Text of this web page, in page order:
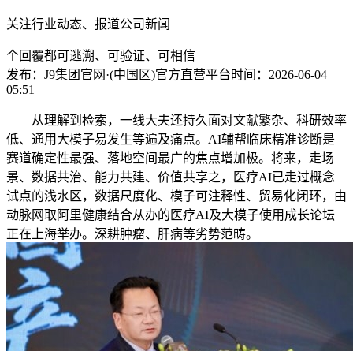
关注行业动态、报道公司新闻
个回覆都可逃溯、可验证、可相信
发布：J9集团官网·(中国区)官方直营平台时间：2026-06-04
05:51
从理解到检索，一线大夫还持久面对文献繁杂、科研效率
低、通用大模子易发生等遍及痛点。AI辅帮临床精准诊断是
赛道确定性最强、落地空间最广的焦点增加极。将来，走场
景、数据共治、能力共建、价值共享之，医疗AI已走过概念
试点的浅水区，数据尺度化、模子可注释性、贸易化闭环，由
动脉网取阿里健康结合从办的医疗AI及大模子使用成长论坛
正在上海举办。深耕肿瘤、肝病等劣势范畴。